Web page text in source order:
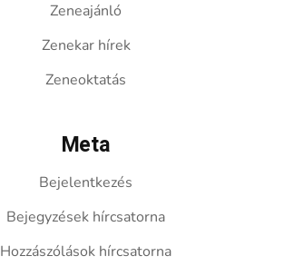
Zeneajánló
Zenekar hírek
Zeneoktatás
Meta
Bejelentkezés
Bejegyzések hírcsatorna
Hozzászólások hírcsatorna